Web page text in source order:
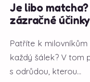
Je libo
zázračné
Patříte k
každý šálek? V tom
s odrůdou, kterou...